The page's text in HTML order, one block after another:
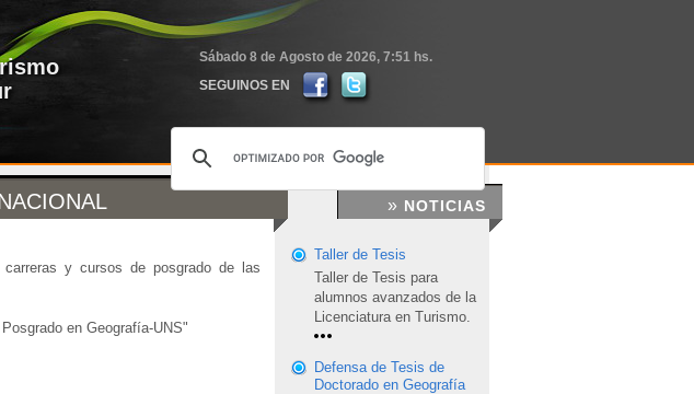
Sábado 8 de Agosto de 2026, 7:51 hs.
SEGUINOS EN
y cursos de posgrado de las
en Geografía-UNS"
» NOTICIAS
Taller de Tesis
Taller de Tesis para
alumnos avanzados de la
Licenciatura en Turismo.
Defensa de Tesis de
Doctorado en Geografía